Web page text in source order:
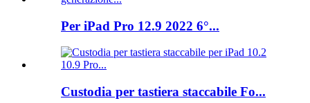
Per iPad Pro 12.9 2022 6°...
Custodia per tastiera staccabile Fo...